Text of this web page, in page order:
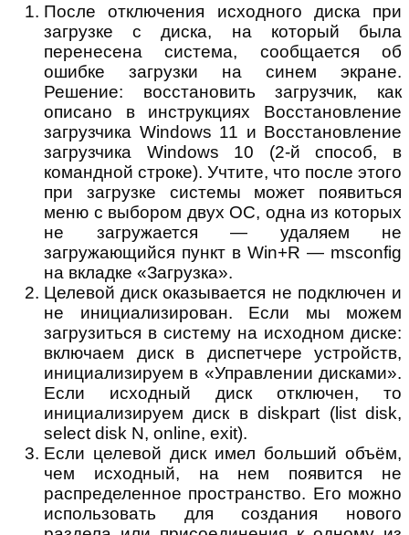
После отключения исходного диска при
загрузке с диска, на который была
перенесена система, сообщается об
ошибке загрузки на синем экране.
Решение: восстановить загрузчик, как
описано в инструкциях Восстановление
загрузчика Windows 11 и Восстановление
загрузчика Windows 10 (2-й способ, в
командной строке). Учтите, что после этого
при загрузке системы может появиться
меню с выбором двух ОС, одна из которых
не загружается — удаляем не
загружающийся пункт в Win+R — msconfig
на вкладке «Загрузка».
Целевой диск оказывается не подключен и
не инициализирован. Если мы можем
загрузиться в систему на исходном диске:
включаем диск в диспетчере устройств,
инициализируем в «Управлении дисками».
Если исходный диск отключен, то
инициализируем диск в diskpart (list disk,
select disk N, online, exit).
Если целевой диск имел больший объём,
чем исходный, на нем появится не
распределенное пространство. Его можно
использовать для создания нового